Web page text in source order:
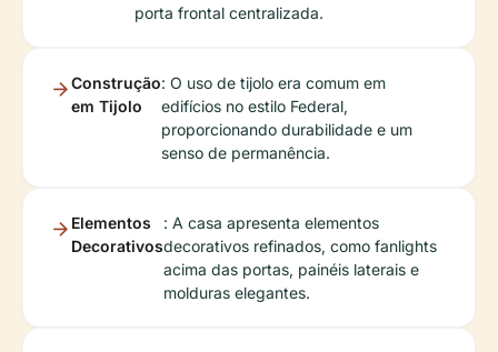
porta frontal centralizada.
Construção
em Tijolo
: O uso de tijolo era comum em
edifícios no estilo Federal,
proporcionando durabilidade e um
senso de permanência.
Elementos
Decorativos
: A casa apresenta elementos
decorativos refinados, como fanlights
acima das portas, painéis laterais e
molduras elegantes.